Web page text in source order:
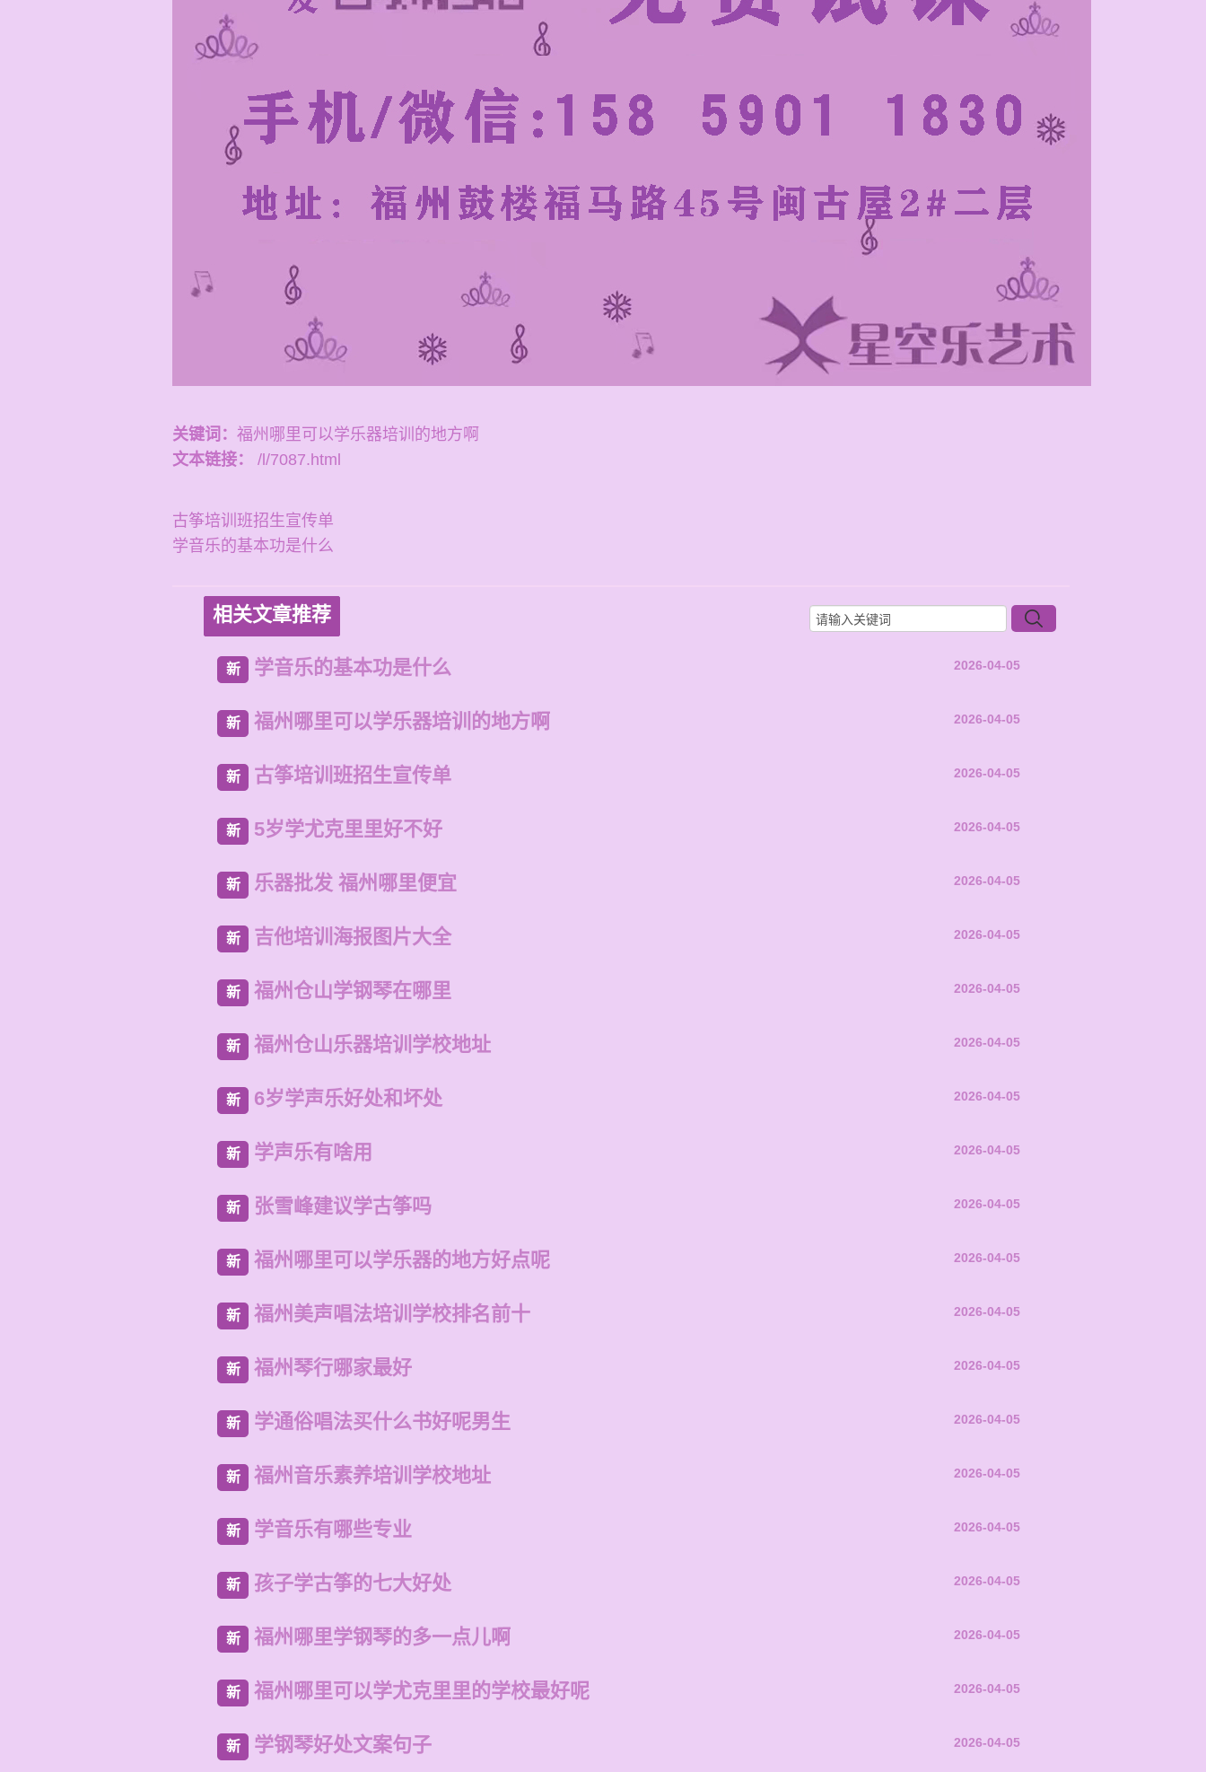
关键词： 福州哪里可以学乐器培训的地方啊
文本链接：
/l/7087.html
古筝培训班招生宣传单
学音乐的基本功是什么
相关文章推荐
新 学音乐的基本功是什么 2026-04-05
新 福州哪里可以学乐器培训的地方啊 2026-04-05
新 古筝培训班招生宣传单 2026-04-05
新 5岁学尤克里里好不好 2026-04-05
新 乐器批发 福州哪里便宜 2026-04-05
新 吉他培训海报图片大全 2026-04-05
新 福州仓山学钢琴在哪里 2026-04-05
新 福州仓山乐器培训学校地址 2026-04-05
新 6岁学声乐好处和坏处 2026-04-05
新 学声乐有啥用 2026-04-05
新 张雪峰建议学古筝吗 2026-04-05
新 福州哪里可以学乐器的地方好点呢 2026-04-05
新 福州美声唱法培训学校排名前十 2026-04-05
新 福州琴行哪家最好 2026-04-05
新 学通俗唱法买什么书好呢男生 2026-04-05
新 福州音乐素养培训学校地址 2026-04-05
新 学音乐有哪些专业 2026-04-05
新 孩子学古筝的七大好处 2026-04-05
新 福州哪里学钢琴的多一点儿啊 2026-04-05
新 福州哪里可以学尤克里里的学校最好呢 2026-04-05
新 学钢琴好处文案句子 2026-04-05